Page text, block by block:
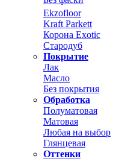
Ekzofloor
Kraft Parkett
Корона Exotic
Стародуб
Покрытие
Лак
Масло
Без покрытия
Обработка
Полуматовая
Матовая
Любая на выбор
Глянцевая
Оттенки